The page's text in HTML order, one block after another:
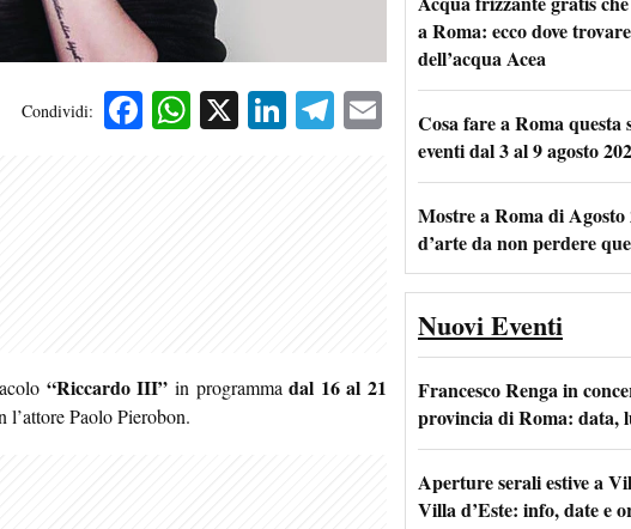
Condividi: Facebook
WhatsApp
X LinkedIn
Telegram
Email
“Riccardo III” in programmadal 16 al 21
Paolo Pierobon.
a Roma: ecco dove
dell’acqua Acea
Cosa fare a Roma questa
eventi dal 3 al 9 agosto
Mostre a Roma di Agosto
d’arte da non perdere
Nuovi Eventi
Francesco Renga in
provincia di Roma: data,
Aperture serali estive a
Villa d’Este: info, date e